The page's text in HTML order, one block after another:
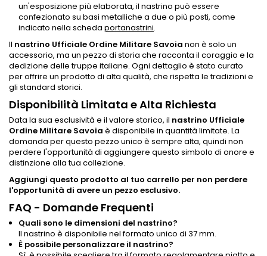
un'esposizione più elaborata, il nastrino può essere
confezionato su basi metalliche a due o più posti, come
indicato nella scheda portanastrini.
Il nastrino Ufficiale Ordine Militare Savoia non è solo un
accessorio, ma un pezzo di storia che racconta il coraggio e la
dedizione delle truppe italiane. Ogni dettaglio è stato curato
per offrire un prodotto di alta qualità, che rispetta le tradizioni e
gli standard storici.
Disponibilità Limitata e Alta Richiesta
Data la sua esclusività e il valore storico, il nastrino Ufficiale
Ordine Militare Savoia è disponibile in quantità limitate. La
domanda per questo pezzo unico è sempre alta, quindi non
perdere l'opportunità di aggiungere questo simbolo di onore e
distinzione alla tua collezione.
Aggiungi questo prodotto al tuo carrello per non perdere
l'opportunità di avere un pezzo esclusivo.
FAQ - Domande Frequenti
Quali sono le dimensioni del nastrino?
Il nastrino è disponibile nel formato unico di 37 mm.
È possibile personalizzare il nastrino?